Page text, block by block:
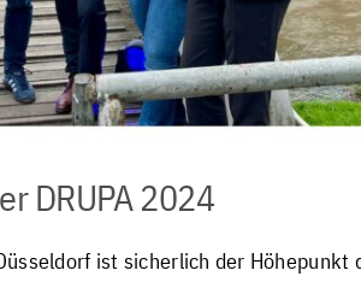
DRUPA 2024
ist sicherlich der